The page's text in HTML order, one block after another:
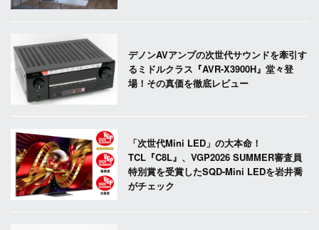
デノンAVアンプの次世代サウンドを牽引す
るミドルクラス『AVR-X3900H』堂々登
場！その真価を徹底レビュー
「次世代Mini LED」の大本命！
TCL『C8L』、VGP2026 SUMMER審査員
特別賞を受賞したSQD-Mini LEDを岩井喬
がチェック